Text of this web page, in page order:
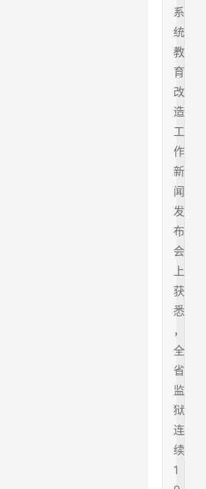
系
统
教
育
改
造
工
作
新
闻
发
布
会
上
获
悉
，
全
省
监
狱
连
续
1